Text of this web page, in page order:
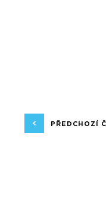
PŘEDCHOZÍ